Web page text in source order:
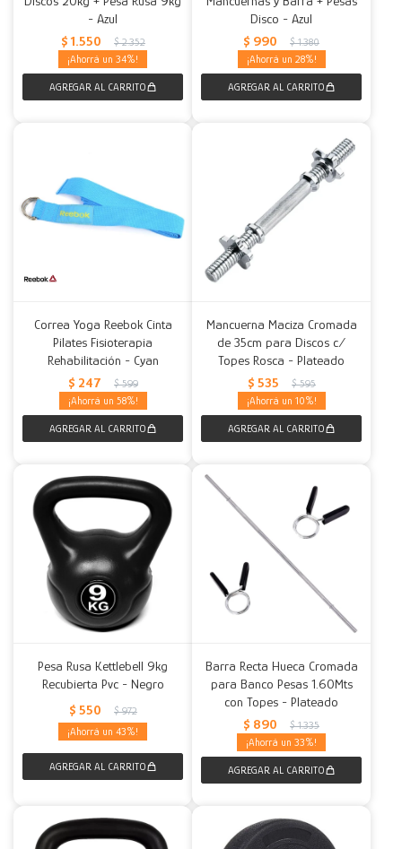
- Azul
$ 1.550 $ 2.352
34
Disco - Azul
$ 990 $ 1.380
28
Correa Yoga Reebok Cinta
Pilates Fisioterapia
Rehabilitación - Cyan
$ 247 $ 599
58
Mancuerna Maciza Cromada
de 35cm para Discos c/
Topes Rosca - Plateado
$ 535 $ 595
10
Pesa Rusa Kettlebell 9kg
Recubierta Pvc - Negro
$ 550 $ 972
43
Barra Recta Hueca Cromada
para Banco Pesas 1.60Mts
con Topes - Plateado
$ 890 $ 1.335
33
Mesas
Calefactores
Acolchados y Frazadas
Fundas
Decoración
Accesorios para el hogar
Accesorios
Muebles Infantiles